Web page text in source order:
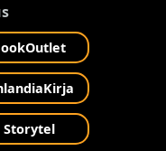
Storytel